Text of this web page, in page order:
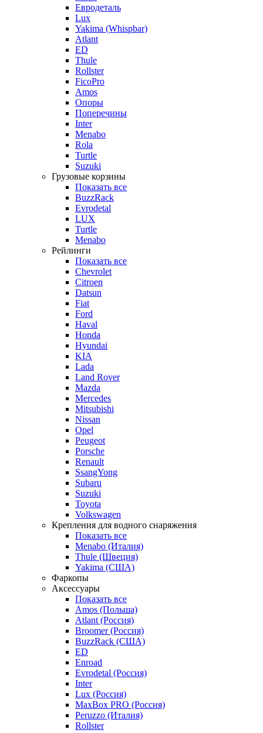
Евродеталь
Lux
Yakima (Whispbar)
Atlant
ED
Thule
Rollster
FicoPro
Amos
Опоры
Поперечины
Inter
Menabo
Rola
Turtle
Suzuki
Грузовые корзины
Показать все
BuzzRack
Evrodetal
LUX
Turtle
Menabo
Рейлинги
Показать все
Chevrolet
Citroen
Datsun
Fiat
Ford
Haval
Honda
Hyundai
KIA
Lada
Land Rover
Mazda
Mercedes
Mitsubishi
Nissan
Opel
Peugeot
Porsche
Renault
SsangYong
Subaru
Suzuki
Toyota
Volkswagen
Крепления для водного снаряжения
Показать все
Menabo (Италия)
Thule (Швеция)
Yakima (США)
Фаркопы
Аксессуары
Показать все
Amos (Польша)
Atlant (Россия)
Broomer (Россия)
BuzzRack (США)
ED
Enroad
Evrodetal (Россия)
Inter
Lux (Россия)
MaxBox PRO (Россия)
Peruzzo (Италия)
Rollster